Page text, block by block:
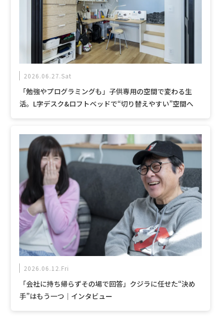
2026.06.27.Sat
「勉強やプログラミングも」子供専用の空間で変わる生
活。L字デスク&ロフトベッドで“切り替えやすい”空間へ
2026.06.12.Fri
「会社に持ち帰らずその場で回答」クジラに任せた“決め
手”はもう一つ｜インタビュー